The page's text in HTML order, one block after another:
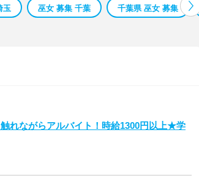
玉 巫女 募集 千葉 千葉県 巫女 募集
れながらアルバイト！時給1300円以上★学